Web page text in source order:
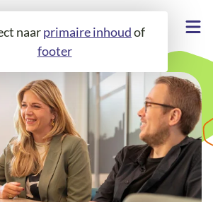
naarprimaire inhoudof
footer